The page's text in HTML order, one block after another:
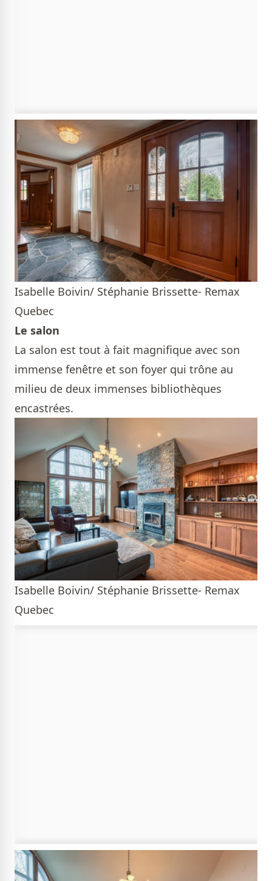
Isabelle Boivin/ Stéphanie Brissette- Remax
Quebec
Le salon
La salon est tout à fait magnifique avec son
immense fenêtre et son foyer qui trône au
milieu de deux immenses bibliothèques
encastrées.
Isabelle Boivin/ Stéphanie Brissette- Remax
Quebec